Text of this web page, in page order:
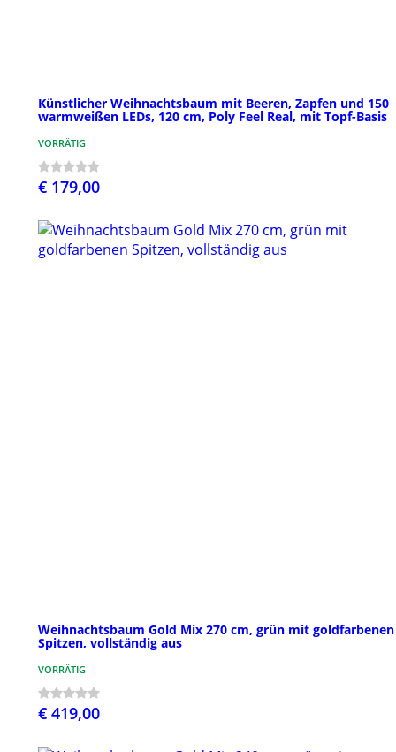
Künstlicher Weihnachtsbaum mit Beeren, Zapfen und 150
warmweißen LEDs, 120 cm, Poly Feel Real, mit Topf-Basis
VORRÄTIG
€ 179,00
Weihnachtsbaum Gold Mix 270 cm, grün mit goldfarbenen
Spitzen, vollständig aus
VORRÄTIG
€ 419,00